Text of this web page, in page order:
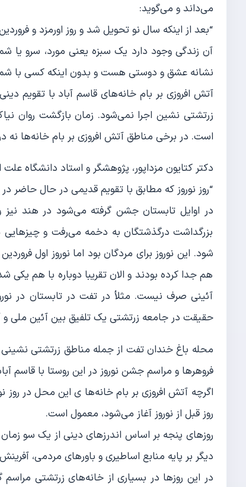
می‌داند و می‌گوید:
“بعد از اینکه سال نو تحویل شد و روز اورمزد و
آن زندگی وجود دارد یک سبزه یعنی مورد، سرو یا
نشانه عشق و دوستی هست و بدون اینکه کسی با
آتش افروزی بر بام خانه‌های قاسم آباد با تقویم
زرتشتی نشین اجرا نمی‌شود. زمان بازگشت روان
است. در برخی مناطق آتش افروزی بر بام خانه‌ها نه
دکتر کتایون مزداپور، پژوهشگر و استاد دانشگاه
“روز نوروز که مطابق با تقویم قدیمی ‌در حال حاضر
در اوایل تابستان جشن گرفته می‌شود در هند نیز
بزرگداشت درگذشتگان به دخمه می‌رفت و چیزهایی
شود. این نوروز برای مردگان بود اما نوروز اول
هم جدا کرده بودند و الان تقریبا دوباره با هم
آئینی صرف نیست. مثلأ در تفت در تابستان در
حقیقت در جامعه زرتشتی یک تلفیق بین آئین ملی
محله باغ خندان تفت از جمله مناطق زرتشتی
فروهرها و مراسم جشن نوروز در این روستا با قاسم
اگرچه آتش افروزی بر بام خانه‌ها ی این محل در روز
روز قبل از نوروز آغاز می‌شود، معمول است.
روزهای پنجه بر اساس اندرزهای دینی از یک سو
دیگر بر پایه منابع اساطیری و باورهای مردمی،
در این روزها در بسیاری از خانه‌های زرتشتی